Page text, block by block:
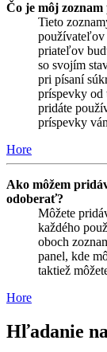
Čo je môj
Tieto
používateľov
priateľov
so svojím
pri písaní
príspevky
pridáte
príspevky
Hore
Ako môžem
odoberať?
Môžete
každého
oboch
panel, kde
taktiež
Hore
Hľadanie